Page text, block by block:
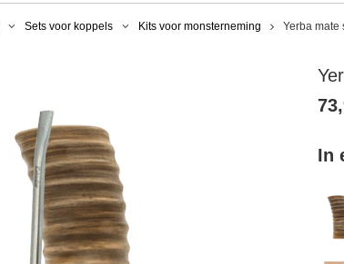
Sets voor koppels Kits voor monsterneming Yerba mate
In